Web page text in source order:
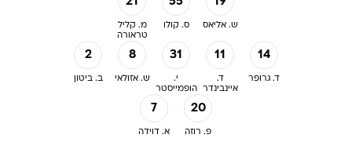
מ. קליל
טראורה
ס. קולו ש. אליאס
2
ב. ביטון
8
ש. אזולאי
31
י.
הופמייסטר
11
ד.
איינבינדר
14
ד. גרופר
7
א. דוידה
20
פ. רוזה